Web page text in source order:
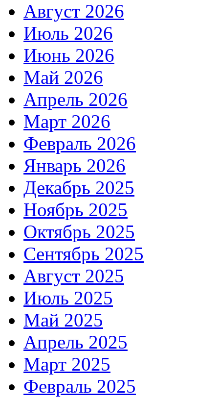
Август 2026
Июль 2026
Июнь 2026
Май 2026
Апрель 2026
Март 2026
Февраль 2026
Январь 2026
Декабрь 2025
Ноябрь 2025
Октябрь 2025
Сентябрь 2025
Август 2025
Июль 2025
Май 2025
Апрель 2025
Март 2025
Февраль 2025